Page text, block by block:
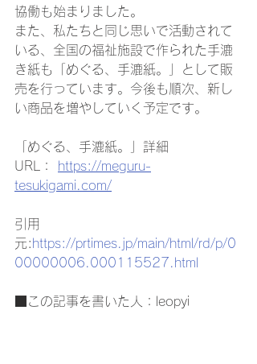
協働も始まりました。
また、私たちと同じ思いで活動されて
いる、全国の福祉施設で作られた手漉
き紙も「めぐる、手漉紙。」として販
売を行っています。今後も順次、新し
い商品を増やしていく予定です。
「めぐる、手漉紙。」詳細
URL：
https://meguru-
tesukigami.com/
引用
元: https://prtimes.jp/main/html/rd/p/0
00000006.000115527.html
■この記事を書いた人：leopyi